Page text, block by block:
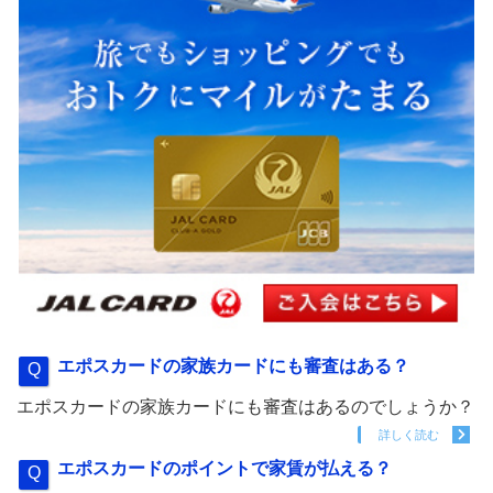
エポスカードの家族カードにも審査はある？
エポスカードの家族カードにも審査はあるのでしょうか？
詳しく読む
エポスカードのポイントで家賃が払える？